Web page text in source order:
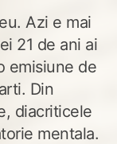
Azi e mai
21 de ani ai
emisiune de
Din
diacriticele
mentala.